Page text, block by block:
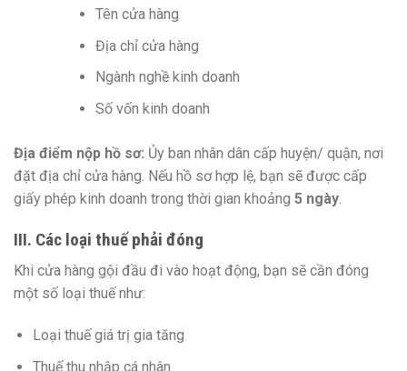
Tên cửa hàng
Địa chỉ cửa hàng
Ngành nghề kinh doanh
Số vốn kinh doanh
Địa điểm nộp hồ sơ: Ủy ban nhân dân cấp huyện/ quận, nơi
đặt địa chỉ cửa hàng. Nếu hồ sơ hợp lệ, bạn sẽ được cấp
giấy phép kinh doanh trong thời gian khoảng 5 ngày
III. Các loại thuế phải đóng
Khi cửa hàng gội đầu đi vào hoạt động, bạn sẽ cần đóng
một số loại thuế như:
Loại thuế giá trị gia tăng
Thuế thu nhập cá nhân